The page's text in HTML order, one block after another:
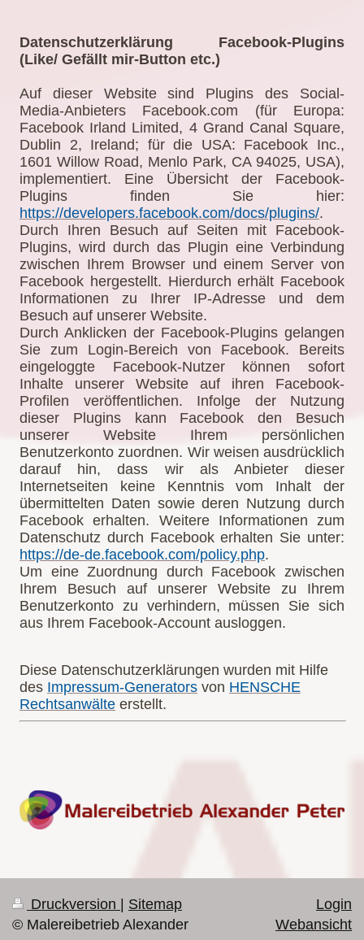
Datenschutzerklärung Facebook-Plugins
(Like/ Gefällt mir-Button etc.)
Auf dieser Website sind Plugins des Social-
Media-Anbieters Facebook.com (für Europa:
Facebook Irland Limited, 4 Grand Canal Square,
Dublin 2, Ireland; für die USA: Facebook Inc.,
1601 Willow Road, Menlo Park, CA 94025, USA),
implementiert. Eine Übersicht der Facebook-
Plugins finden Sie hier:
https://developers.facebook.com/docs/plugins/.
Durch Ihren Besuch auf Seiten mit Facebook-
Plugins, wird durch das Plugin eine Verbindung
zwischen Ihrem Browser und einem Server von
Facebook hergestellt. Hierdurch erhält Facebook
Informationen zu Ihrer IP-Adresse und dem
Besuch auf unserer Website.
Durch Anklicken der Facebook-Plugins gelangen
Sie zum Login-Bereich von Facebook. Bereits
eingeloggte Facebook-Nutzer können sofort
Inhalte unserer Website auf ihren Facebook-
Profilen veröffentlichen. Infolge der Nutzung
dieser Plugins kann Facebook den Besuch
unserer Website Ihrem persönlichen
Benutzerkonto zuordnen. Wir weisen ausdrücklich
darauf hin, dass wir als Anbieter dieser
Internetseiten keine Kenntnis vom Inhalt der
übermittelten Daten sowie deren Nutzung durch
Facebook erhalten. Weitere Informationen zum
Datenschutz durch Facebook erhalten Sie unter:
https://de-de.facebook.com/policy.php.
Um eine Zuordnung durch Facebook zwischen
Ihrem Besuch auf unserer Website zu Ihrem
Benutzerkonto zu verhindern, müssen Sie sich
aus Ihrem Facebook-Account ausloggen.
Diese Datenschutzerklärungen wurden mit Hilfe
des Impressum-Generators von HENSCHE
Rechtsanwälte erstellt.
Druckversion | Sitemap
© Malereibetrieb Alexander
Login
Webansicht